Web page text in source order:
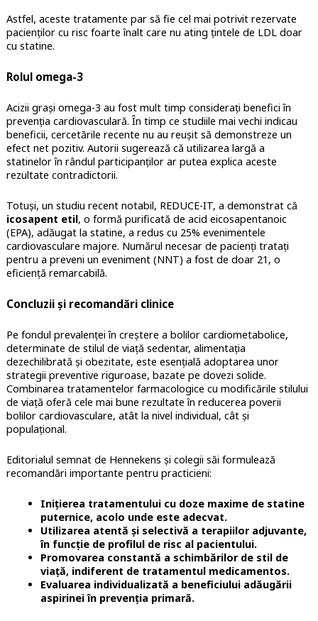
Astfel, aceste tratamente par să fie cel mai potrivit rezervate
pacienților cu risc foarte înalt care nu ating țintele de LDL doar
cu statine.
Rolul omega-3
Acizii grași omega-3 au fost mult timp considerați benefici în
prevenția cardiovasculară. În timp ce studiile mai vechi indicau
beneficii, cercetările recente nu au reușit să demonstreze un
efect net pozitiv. Autorii sugerează că utilizarea largă a
statinelor în rândul participanților ar putea explica aceste
rezultate contradictorii.
Totuși, un studiu recent notabil, REDUCE-IT, a demonstrat că
icosapent etil, o formă purificată de acid eicosapentanoic
(EPA), adăugat la statine, a redus cu 25% evenimentele
cardiovasculare majore. Numărul necesar de pacienți tratați
pentru a preveni un eveniment (NNT) a fost de doar 21, o
eficiență remarcabilă.
Concluzii și recomandări clinice
Pe fondul prevalenței în creștere a bolilor cardiometabolice,
determinate de stilul de viață sedentar, alimentația
dezechilibrată și obezitate, este esențială adoptarea unor
strategii preventive riguroase, bazate pe dovezi solide.
Combinarea tratamentelor farmacologice cu modificările stilului
de viață oferă cele mai bune rezultate în reducerea poverii
bolilor cardiovasculare, atât la nivel individual, cât și
populațional.
Editorialul semnat de Hennekens și colegii săi formulează
recomandări importante pentru practicieni:
Inițierea tratamentului cu doze maxime de statine
puternice, acolo unde este adecvat.
Utilizarea atentă și selectivă a terapiilor adjuvante,
în funcție de profilul de risc al pacientului.
Promovarea constantă a schimbărilor de stil de
viață, indiferent de tratamentul medicamentos.
Evaluarea individualizată a beneficiului adăugării
aspirinei în prevenția primară.